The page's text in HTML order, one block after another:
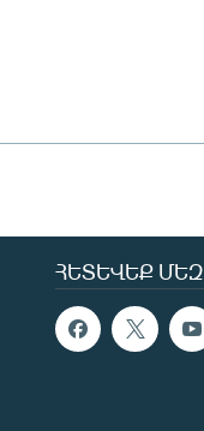
ՀԵՏԵՎԵՔ ՄԵԶ